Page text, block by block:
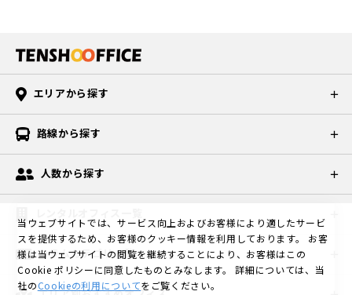
エリアから探す
路線から探す
人数から探す
コラムカテゴリ一覧
当ウェブサイトでは、サービス向上およびお客様により適したサービ
スを提供するため、お客様のクッキー情報を利用しております。
お客
様は当ウェブサイトの閲覧を継続することにより、お客様はこの
Cookie ポリシーに同意したものとみなします。
詳細については、当
社のCookieの利用についてをご覧ください。